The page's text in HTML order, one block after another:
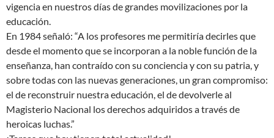
vigencia en nuestros días de grandes movilizaciones por la
educación.
En 1984 señaló: “A los profesores me permitiría decirles que
desde el momento que se incorporan a la noble función de la
enseñanza, han contraído con su conciencia y con su patria, y
sobre todas con las nuevas generaciones, un gran compromiso:
el de reconstruir nuestra educación, el de devolverle al
Magisterio Nacional los derechos adquiridos a través de
heroicas luchas.”